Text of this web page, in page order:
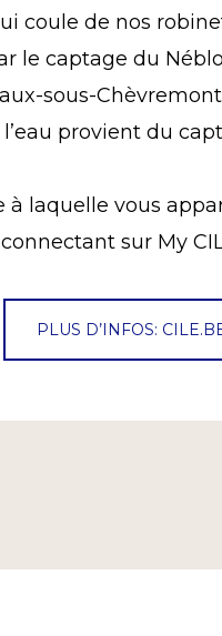
coule de nos
le captage du
sous-
provient du
à laquelle vous
sur My
PLUS D’INFOS: